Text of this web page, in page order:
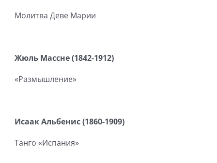
Молитва Деве Марии
Жюль Массне (1842-1912)
«Размышление»
Исаак Альбенис (1860-1909)
Танго «Испания»